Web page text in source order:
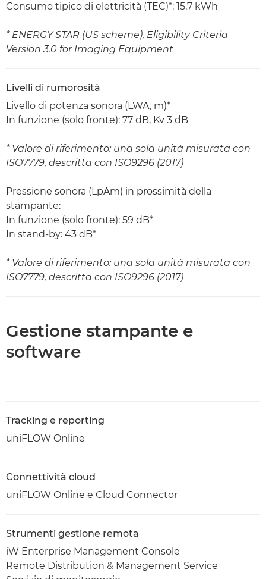
Consumo tipico di elettricità (TEC)*: 15,7 kWh
* ENERGY STAR (US scheme), Eligibility Criteria
Version 3.0 for Imaging Equipment
Livelli di rumorosità
Livello di potenza sonora (LWA, m)*
In funzione (solo fronte): 77 dB, Kv 3 dB
* Valore di riferimento: una sola unità misurata con
ISO7779, descritta con ISO9296 (2017)
Pressione sonora (LpAm) in prossimità della
stampante:
In funzione (solo fronte): 59 dB*
In stand-by: 43 dB*
* Valore di riferimento: una sola unità misurata con
ISO7779, descritta con ISO9296 (2017)
Gestione stampante e
software
Tracking e reporting
uniFLOW Online
Connettività cloud
uniFLOW Online e Cloud Connector
Strumenti gestione remota
iW Enterprise Management Console
Remote Distribution & Management Service